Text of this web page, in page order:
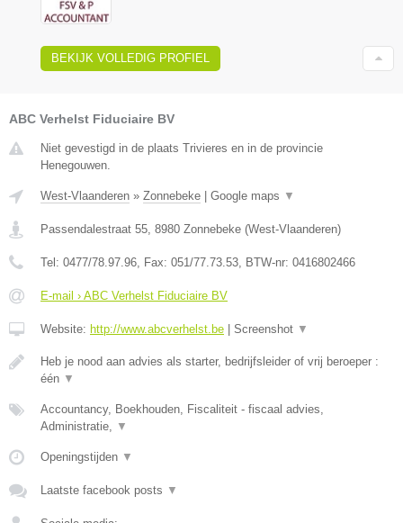
BEKIJK VOLLEDIG PROFIEL
ABC Verhelst Fiduciaire BV
Niet gevestigd in de plaats Trivieres en in de provincie
Henegouwen.
West-Vlaanderen » Zonnebeke Google maps ▼
Passendalestraat 55, 8980 Zonnebeke (West-Vlaanderen)
Tel: 0477/78.97.96, Fax: 051/77.73.53, BTW-nr: 0416802466
E-mail › ABC Verhelst Fiduciaire BV
Website: http://www.abcverhelst.be Screenshot ▼
Heb je nood aan advies als starter, bedrijfsleider of vrij beroeper :
één ▼
Accountancy, Boekhouden, Fiscaliteit - fiscaal advies,
Administratie, ▼
Openingstijden ▼
Laatste facebook posts ▼